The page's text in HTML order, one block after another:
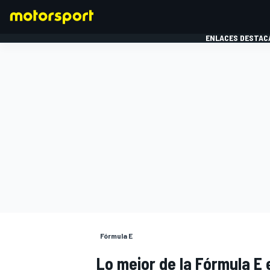
ENLACES
Fórmula E
Lo mejor de la Fórmula E